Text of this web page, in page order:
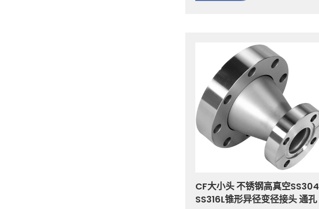
CF大小头 不锈钢高真空SS304
SS316L锥形异径变径接头 通孔